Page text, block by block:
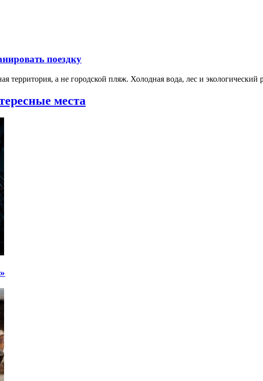
поездку
территория, а не городской пляж. Холодная вода, лес и
места